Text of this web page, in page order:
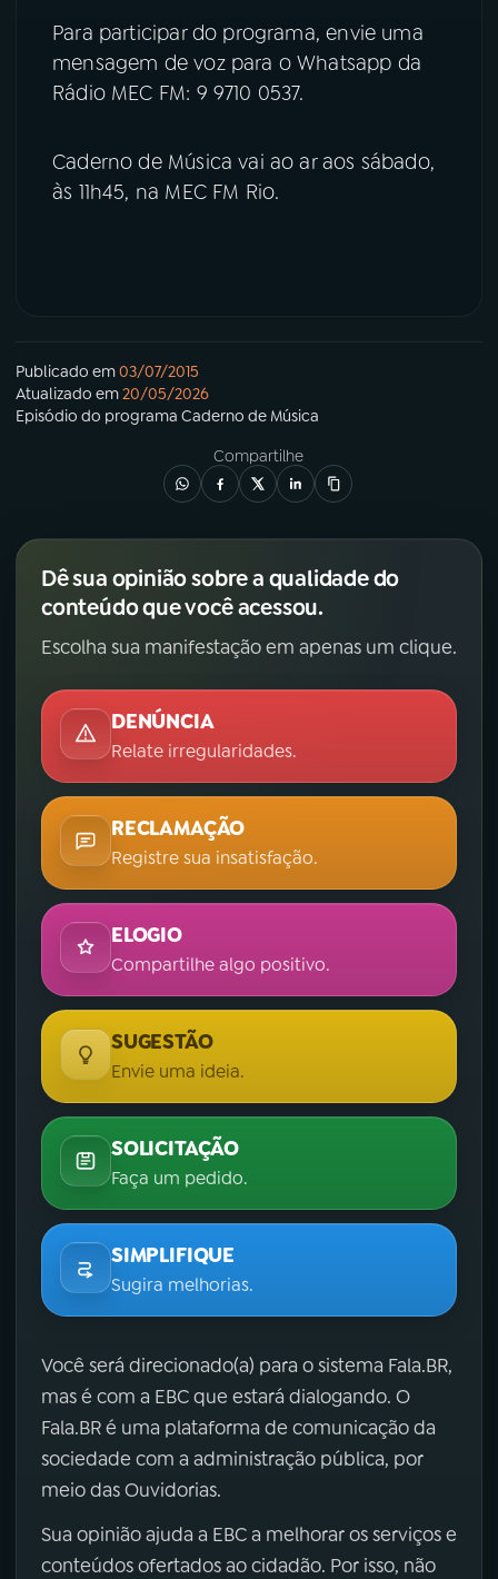
TikTok
Para participar do programa, envie uma
mensagem de voz para o Whatsapp da
Rádio MEC FM: 9 9710 0537.
Caderno de Música vai ao ar aos sábado,
às 11h45, na MEC FM Rio.
Publicado em03/07/2015
Atualizado em20/05/2026
Episódio do programa Caderno de Música
Compartilhe
Dê sua opinião sobre a qualidade do
conteúdo que você acessou.
Escolha sua manifestação em apenas um clique.
DENÚNCIA
Relate irregularidades.
RECLAMAÇÃO
Registre sua insatisfação.
ELOGIO
Compartilhe algo positivo.
SUGESTÃO
Envie uma ideia.
SOLICITAÇÃO
Faça um pedido.
SIMPLIFIQUE
Sugira melhorias.
Você será direcionado(a) para o sistema Fala.BR,
mas é com a EBC que estará dialogando. O
Fala.BR é uma plataforma de comunicação da
sociedade com a administração pública, por
meio das Ouvidorias.
Sua opinião ajuda a EBC a melhorar os serviços e
conteúdos ofertados ao cidadão. Por isso, não